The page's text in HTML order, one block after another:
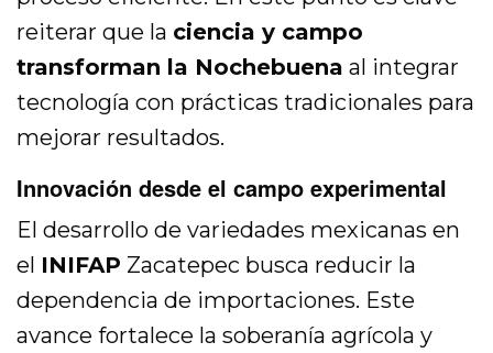
reiterar que la ciencia y campo
transforman la Nochebuena al integrar
tecnología con prácticas tradicionales para
mejorar resultados.
Innovación desde el campo experimental
El desarrollo de variedades mexicanas en
el INIFAP Zacatepec busca reducir la
dependencia de importaciones. Este
avance fortalece la soberanía agrícola y